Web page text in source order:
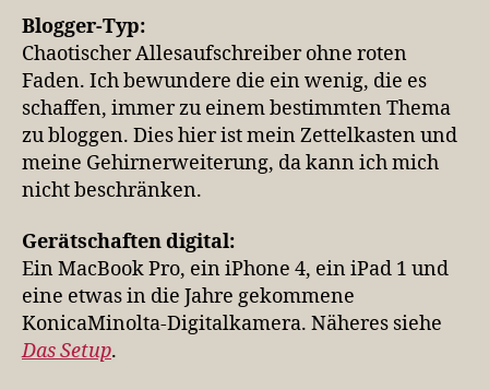
Blogger-Typ:
Chaotischer Allesaufschreiber ohne roten
Faden. Ich bewundere die ein wenig, die es
schaffen, immer zu einem bestimmten Thema
zu bloggen. Dies hier ist mein Zettelkasten und
meine Gehirnerweiterung, da kann ich mich
nicht beschränken.
Gerät­schaf­ten digi­tal:
Ein MacBook Pro, ein iPhone 4, ein iPad 1 und
eine etwas in die Jahre gekommene
KonicaMinolta-Digitalkamera. Näheres siehe
Das Setup.